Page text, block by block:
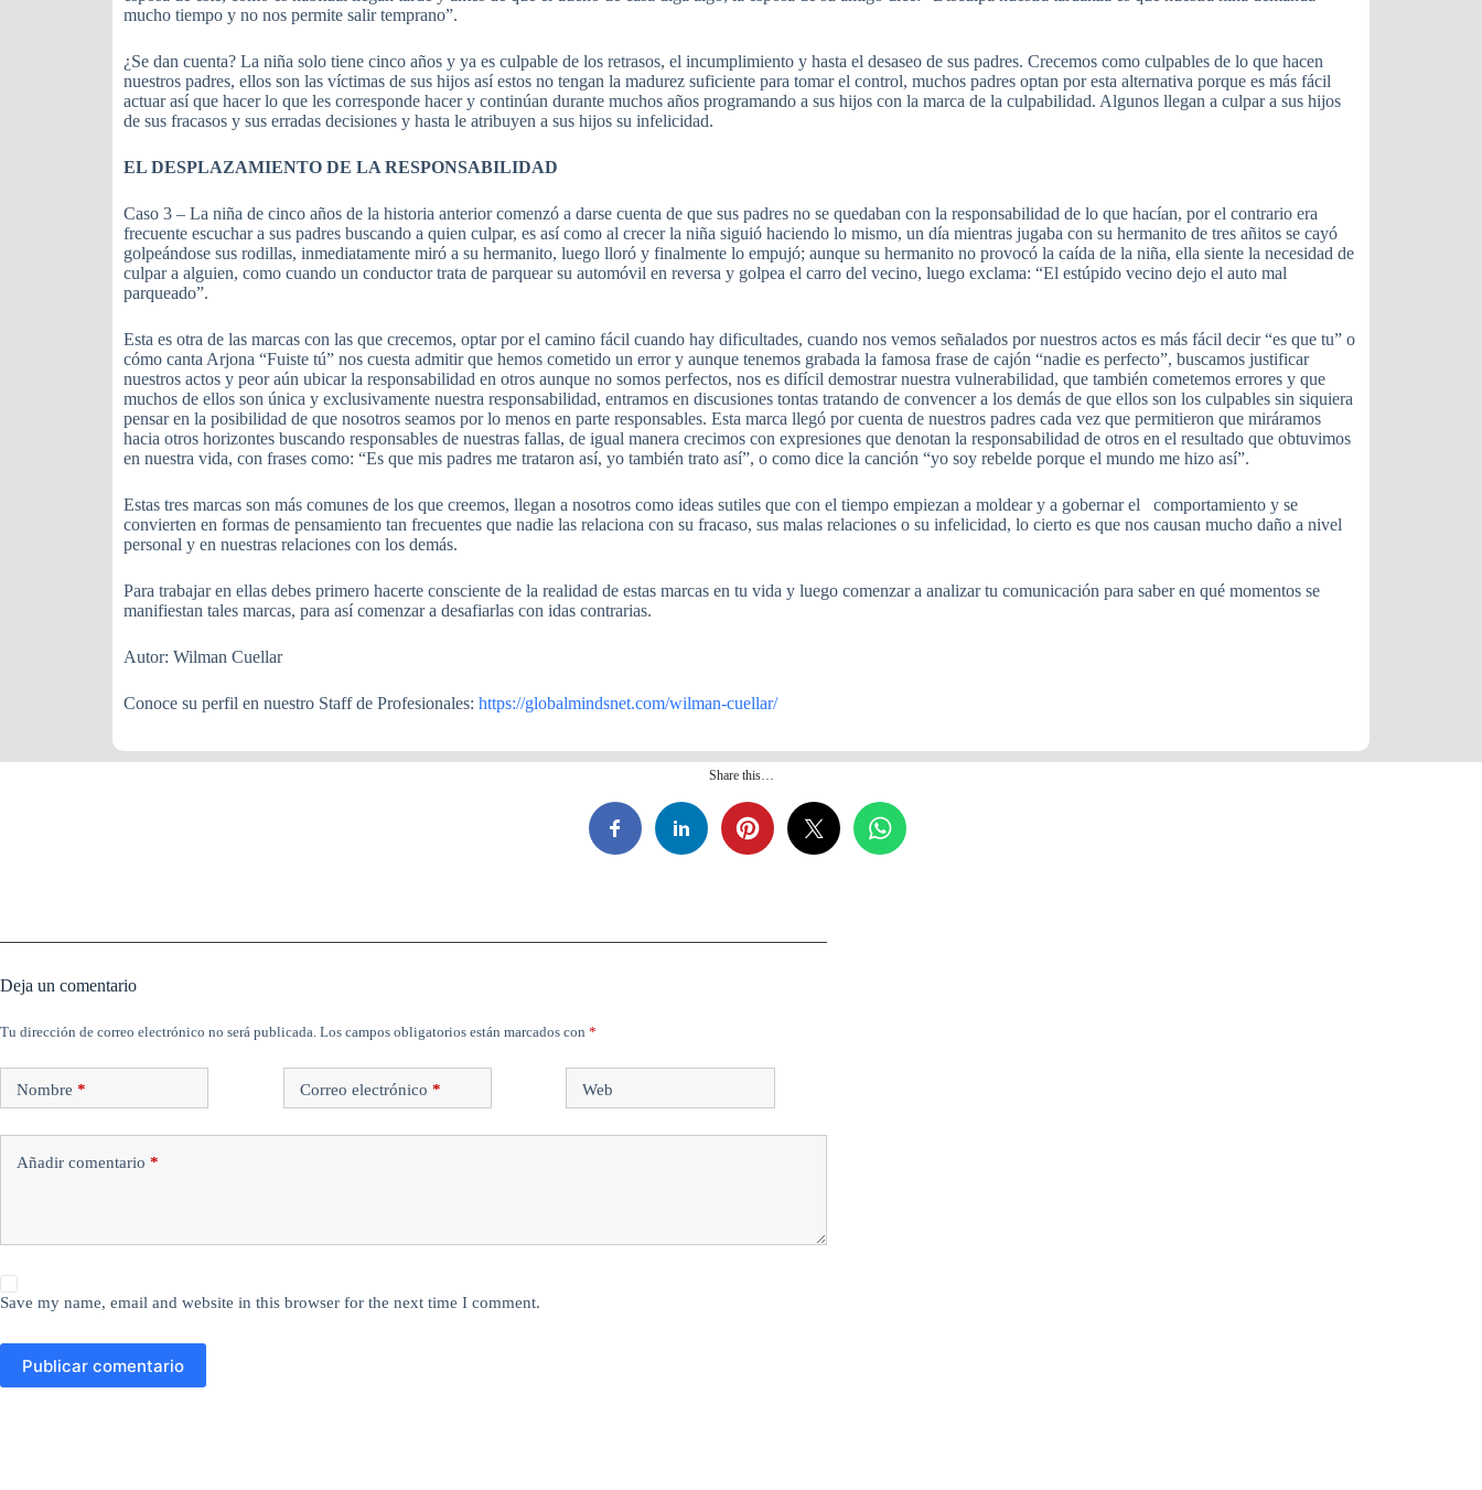
mucho tiempo y no nos permite salir temprano”.
¿Se dan cuenta? La niña solo tiene cinco años y ya es culpable de los retrasos, el incumplimiento y hasta el desaseo de sus padres. Crecemos como culpables de lo que hacen
nuestros padres, ellos son las víctimas de sus hijos así estos no tengan la madurez suficiente para tomar el control, muchos padres optan por esta alternativa porque es más fácil
actuar así que hacer lo que les corresponde hacer y continúan durante muchos años programando a sus hijos con la marca de la culpabilidad. Algunos llegan a culpar a sus hijos
de sus fracasos y sus erradas decisiones y hasta le atribuyen a sus hijos su infelicidad.
EL DESPLAZAMIENTO DE LA RESPONSABILIDAD
Caso 3 – La niña de cinco años de la historia anterior comenzó a darse cuenta de que sus padres no se quedaban con la responsabilidad de lo que hacían, por el contrario era
frecuente escuchar a sus padres buscando a quien culpar, es así como al crecer la niña siguió haciendo lo mismo, un día mientras jugaba con su hermanito de tres añitos se cayó
golpeándose sus rodillas, inmediatamente miró a su hermanito, luego lloró y finalmente lo empujó; aunque su hermanito no provocó la caída de la niña, ella siente la necesidad de
culpar a alguien, como cuando un conductor trata de parquear su automóvil en reversa y golpea el carro del vecino, luego exclama: “El estúpido vecino dejo el auto mal
parqueado”.
Esta es otra de las marcas con las que crecemos, optar por el camino fácil cuando hay dificultades, cuando nos vemos señalados por nuestros actos es más fácil decir “es que tu” o
cómo canta Arjona “Fuiste tú” nos cuesta admitir que hemos cometido un error y aunque tenemos grabada la famosa frase de cajón “nadie es perfecto”, buscamos justificar
nuestros actos y peor aún ubicar la responsabilidad en otros aunque no somos perfectos, nos es difícil demostrar nuestra vulnerabilidad, que también cometemos errores y que
muchos de ellos son única y exclusivamente nuestra responsabilidad, entramos en discusiones tontas tratando de convencer a los demás de que ellos son los culpables sin siquiera
pensar en la posibilidad de que nosotros seamos por lo menos en parte responsables. Esta marca llegó por cuenta de nuestros padres cada vez que permitieron que miráramos
hacia otros horizontes buscando responsables de nuestras fallas, de igual manera crecimos con expresiones que denotan la responsabilidad de otros en el resultado que obtuvimos
en nuestra vida, con frases como: “Es que mis padres me trataron así, yo también trato así”, o como dice la canción “yo soy rebelde porque el mundo me hizo así”.
Estas tres marcas son más comunes de los que creemos, llegan a nosotros como ideas sutiles que con el tiempo empiezan a moldear y a gobernar el comportamiento y se
convierten en formas de pensamiento tan frecuentes que nadie las relaciona con su fracaso, sus malas relaciones o su infelicidad, lo cierto es que nos causan mucho daño a nivel
personal y en nuestras relaciones con los demás.
Para trabajar en ellas debes primero hacerte consciente de la realidad de estas marcas en tu vida y luego comenzar a analizar tu comunicación para saber en qué momentos se
manifiestan tales marcas, para así comenzar a desafiarlas con idas contrarias.
Autor: Wilman Cuellar
Conoce su perfil en nuestro Staff de Profesionales: https://globalmindsnet.com/wilman-cuellar/
Share this…
Deja un comentario
Tu dirección de correo electrónico no será publicada. Los campos obligatorios están marcados con *
Nombre * Correo electrónico * Web
Añadir comentario *
Save my name, email and website in this browser for the next time I comment.
Publicar comentario